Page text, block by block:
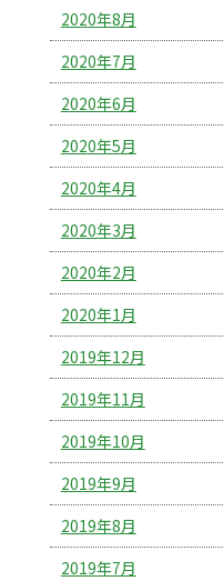
2020年8月
2020年7月
2020年6月
2020年5月
2020年4月
2020年3月
2020年2月
2020年1月
2019年12月
2019年11月
2019年10月
2019年9月
2019年8月
2019年7月